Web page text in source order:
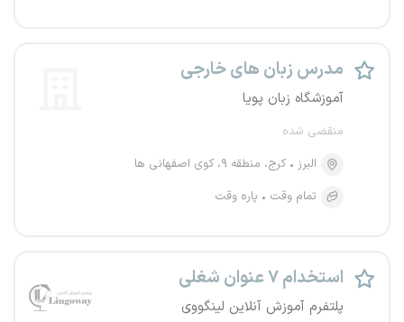
مدرس زبان های خارجی
آموزشگاه زبان پویا
منقضی شده
البرز
کرج، منطقه ۹، کوی اصفهانی ها
تمام وقت
پاره وقت
استخدام ۷ عنوان شغلی
پلتفرم آموزش آنلاین لینگووی